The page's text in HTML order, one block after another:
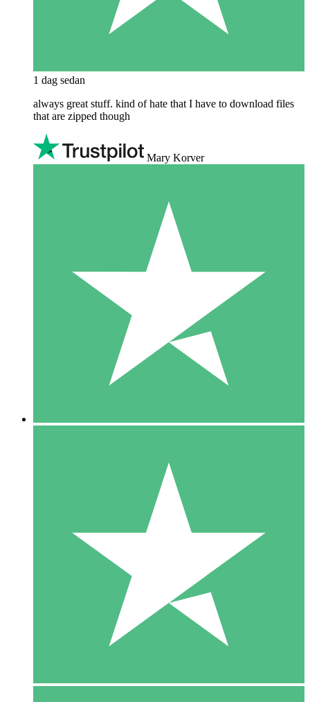
1 dag sedan
always great stuff. kind of hate that I have to download files
that are zipped though
Mary Korver